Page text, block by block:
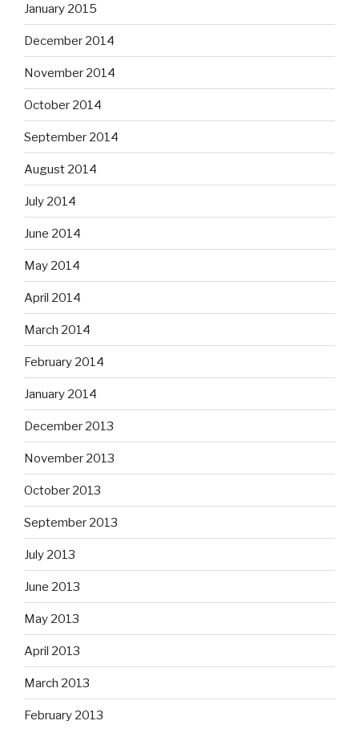
January 2015
December 2014
November 2014
October 2014
September 2014
August 2014
July 2014
June 2014
May 2014
April 2014
March 2014
February 2014
January 2014
December 2013
November 2013
October 2013
September 2013
July 2013
June 2013
May 2013
April 2013
March 2013
February 2013